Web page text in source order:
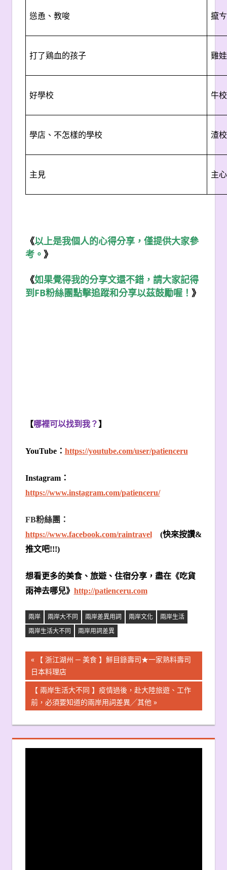
慫恿、教唆 攛
打了鶏血的孩子 雞娃
好學校 牛校
學店、不怎樣的學校 渣校
主見 主
《以上是我個人的心得分享，僅提供大家參
考。 》
《如果覺得我的分享文還不錯，請大家記得
到 FB粉絲團點擊追蹤和分享以茲鼓勵喔！ 》
【哪裡可以找到我？ 】
YouTube： https://youtube.com/user/patienceru
Instagram：
https://www.instagram.com/patienceru/
FB粉絲團：
https://www.facebook.com/raintravel
(快來按讚&
推文吧!!!)
想看更多的美食、旅遊、住宿分享，盡在《吃貨
雨神去哪兒》 http://patienceru.com
兩岸 兩岸大不同 兩岸差異用詞 兩岸文化
兩岸生活
兩岸生活大不同
兩岸用詞差異
文
章
導
覽
Previous
Post:
【 浙江湖州 ─ 美食 】鮮目錄壽司★一家熟料壽司
日本料理店
Next
Post:
【 兩岸生活大不同 】疫情過後，赴大陸旅遊、工作
前，必須要知道的兩岸用詞差異╱其他